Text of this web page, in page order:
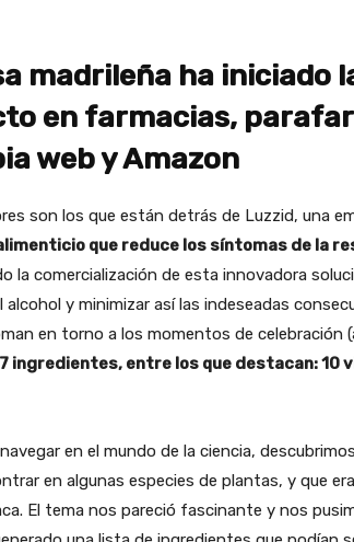
madrileña ha iniciado
en farmacias,
web y Amazon
son los que están detrás de Luzzid, una
que reduce los síntomas de la
la comercialización de esta innovadora
y minimizar así las indeseadas
en torno a los momentos de celebración
ingredientes, entre los que destacan: 10
en el mundo de la ciencia,
en algunas especies de plantas, y que
El tema nos pareció fascinante y nos